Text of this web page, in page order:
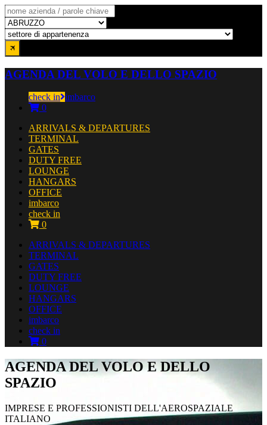
AGENDA DEL VOLO E DELLO SPAZIO
check in imbarco
0
ARRIVALS & DEPARTURES
TERMINAL
GATES
DUTY FREE
LOUNGE
HANGARS
OFFICE
imbarco
check in
0
ARRIVALS & DEPARTURES
TERMINAL
GATES
DUTY FREE
LOUNGE
HANGARS
OFFICE
imbarco
check in
0
AGENDA DEL VOLO E DELLO
SPAZIO
IMPRESE E PROFESSIONISTI DELL'AEROSPAZIALE
ITALIANO